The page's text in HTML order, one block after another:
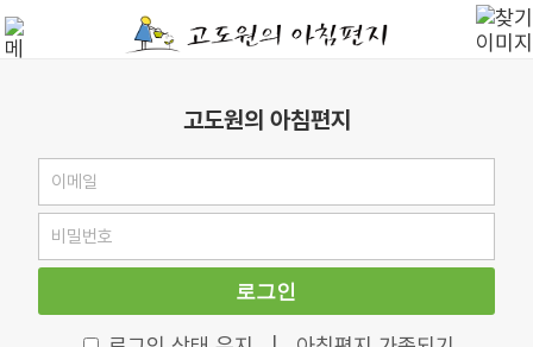
고도원의 아침편지
로그인